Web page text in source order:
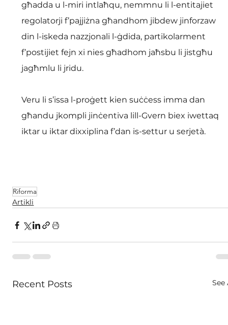
għadda u l-miri intlaħqu, nemmnu li l-entitajiet
regolatorji f’pajjiżna għandhom jibdew jinforzaw
din l-iskeda nazzjonali l-ġdida, partikolarment
f’postijiet fejn xi nies għadhom jaħsbu li jistgħu
jagħmlu li jridu.
Veru li s’issa l-proġett kien suċċess imma dan
għandu jkompli jinċentiva lill-Gvern biex iwettaq
iktar u iktar dixxiplina f’dan is-settur u serjetà.
Riforma
Artikli
Recent Posts See